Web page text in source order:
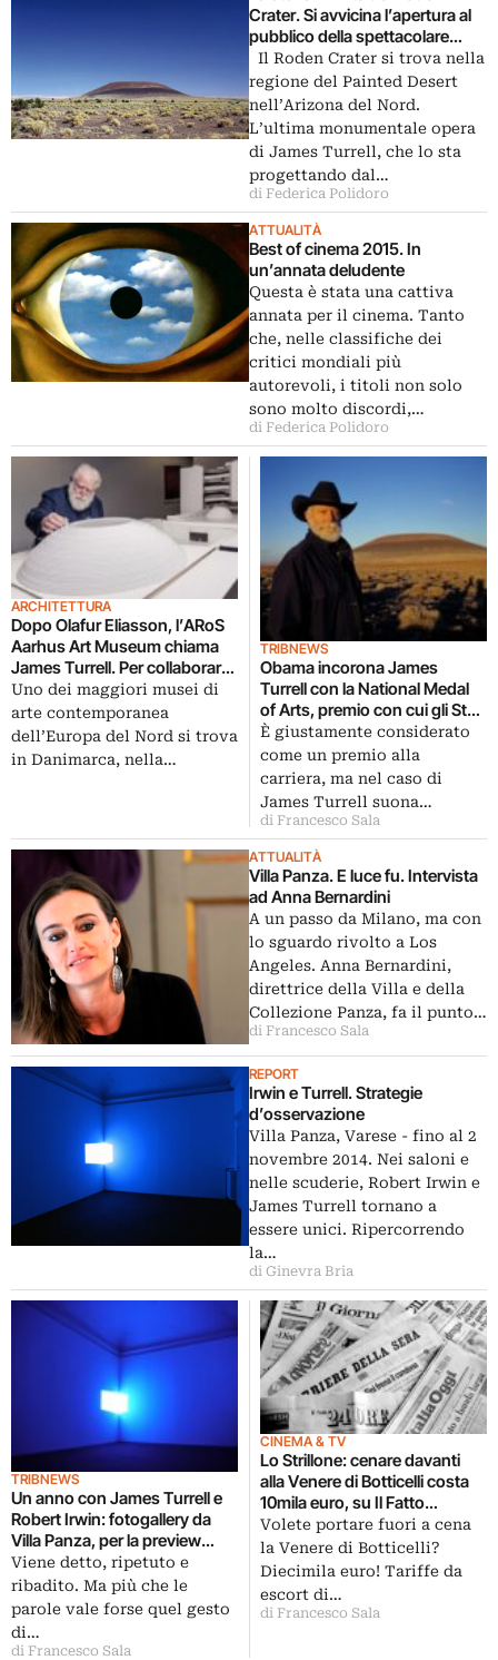
Crater. Si avvicina l’apertura al
pubblico della spettacolare
opera di James Turrell in un
vulcano spento dell’Arizona?
Il Roden Crater si trova nella
regione del Painted Desert
nell’Arizona del Nord.
L’ultima monumentale opera
di James Turrell, che lo sta
progettando dal…
di Federica Polidoro
ATTUALITÀ
Best of cinema 2015. In
un’annata deludente
Questa è stata una cattiva
annata per il cinema. Tanto
che, nelle classifiche dei
critici mondiali più
autorevoli, i titoli non solo
sono molto discordi,…
di Federica Polidoro
ARCHITETTURA
Dopo Olafur Eliasson, l’ARoS
Aarhus Art Museum chiama
James Turrell. Per collaborare
al progetto di ampliamento del
museo danese progettato da
Schmidt Hammer Lassen
Uno dei maggiori musei di
arte contemporanea
dell’Europa del Nord si trova
in Danimarca, nella…
TRIBNEWS
Obama incorona James
Turrell con la National Medal
of Arts, premio con cui gli Stati
Uniti riconoscono i loro artisti
più importanti
È giustamente considerato
come un premio alla
carriera, ma nel caso di
James Turrell suona…
di Francesco Sala
ATTUALITÀ
Villa Panza. E luce fu. Intervista
ad Anna Bernardini
A un passo da Milano, ma con
lo sguardo rivolto a Los
Angeles. Anna Bernardini,
direttrice della Villa e della
Collezione Panza, fa il punto…
di Francesco Sala
REPORT
Irwin e Turrell. Strategie
d’osservazione
Villa Panza, Varese - fino al 2
novembre 2014. Nei saloni e
nelle scuderie, Robert Irwin e
James Turrell tornano a
essere unici. Ripercorrendo
la…
di Ginevra Bria
TRIBNEWS
Un anno con James Turrell e
Robert Irwin: fotogallery da
Villa Panza, per la preview
della maxi-mostra realizzata
insieme a LACMA e
Guggenheim. Tra site-specific
storici e nuove spettacolari
installazioni
Viene detto, ripetuto e
ribadito. Ma più che le
parole vale forse quel gesto
di…
di Francesco Sala
CINEMA & TV
Lo Strillone: cenare davanti
alla Venere di Botticelli costa
10mila euro, su Il Fatto
Quotidiano il tariffario per
affittare a Firenze location di
prestigio. E poi cinema in
rivolta contro il taglio del tax
credit, Thomas Bayrle a
Volete portare fuori a cena
la Venere di Botticelli?
Diecimila euro! Tariffe da
escort di…
di Francesco Sala